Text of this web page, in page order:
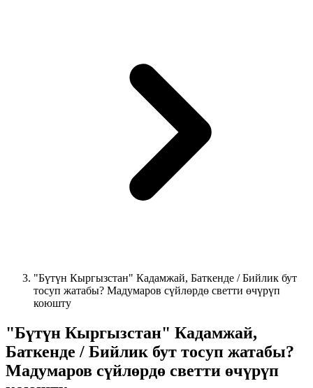
"Бүтүн Кыргызстан" Кадамжай, Баткенде / Бийлик бут
тосуп жатабы? Мадумаров сүйлөрдө светти өчүрүп
коюшту
"Бүтүн Кыргызстан" Кадамжай,
Баткенде / Бийлик бут тосуп жатабы?
Мадумаров сүйлөрдө светти өчүрүп